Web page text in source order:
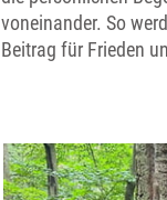
voneinander. So
Beitrag für Frieden